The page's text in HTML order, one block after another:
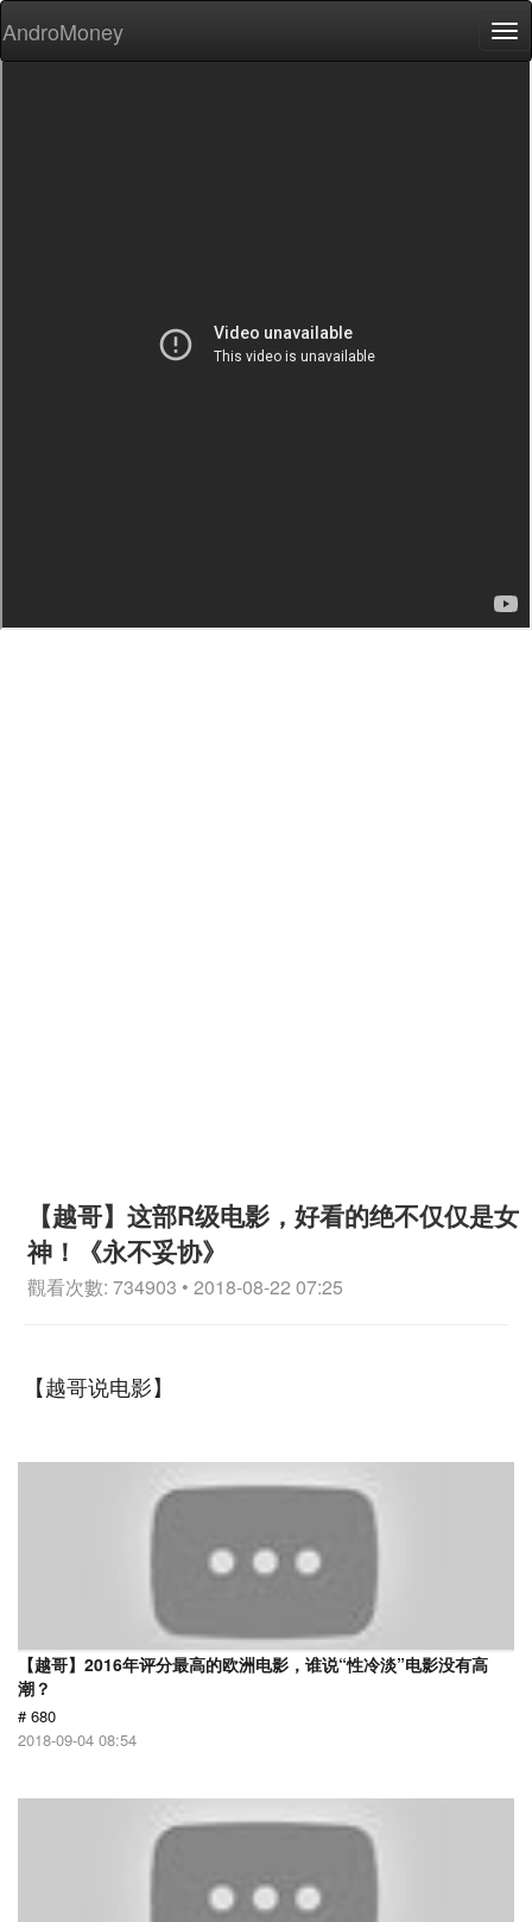
AndroMoney
【越哥】这部R级电影，好看的绝不仅仅是女
神！《永不妥协》
觀看次數: 734903 • 2018-08-22 07:25
【越哥说电影】
【越哥】2016年评分最高的欧洲电影，谁说“性冷淡”电影没有高
潮？
# 680
2018-09-04 08:54